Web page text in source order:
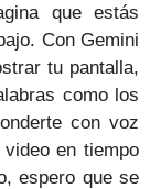
que estás
Con Gemini
tu pantalla,
como los
con voz
en tiempo
espero que se